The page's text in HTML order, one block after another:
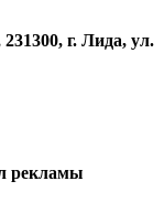
г. Лида, ул.
рекламы